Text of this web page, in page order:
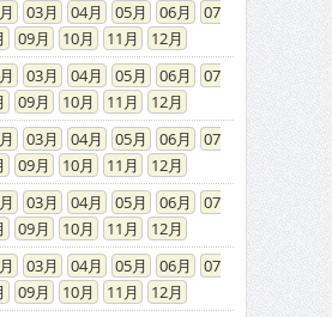
03 04 05 06
07
09 10 11
12
03 04 05 06
07
09 10 11
12
03 04 05 06
07
09 10 11
12
03 04 05 06
07
09 10 11
12
03 04 05 06
07
09 10 11
12